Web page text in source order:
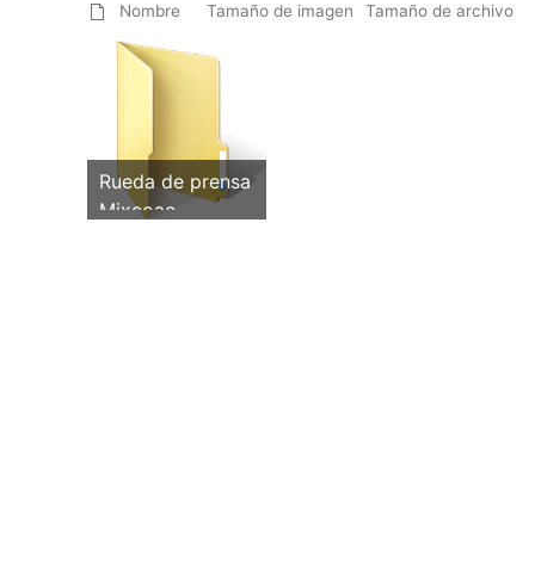
Nombre Tamaño de imagen Tamaño de archivo
Rueda de prensa
Mixcoac